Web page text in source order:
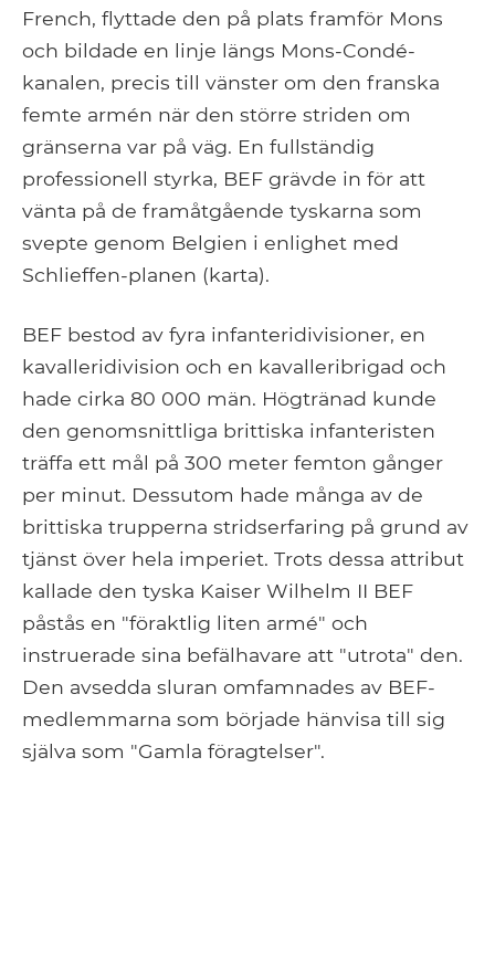
French, flyttade den på plats framför Mons
och bildade en linje längs Mons-Condé-
kanalen, precis till vänster om den franska
femte armén när den större striden om
gränserna var på väg. En fullständig
professionell styrka, BEF grävde in för att
vänta på de framåtgående tyskarna som
svepte genom Belgien i enlighet med
Schlieffen-planen (karta).
BEF bestod av fyra infanteridivisioner, en
kavalleridivision och en kavalleribrigad och
hade cirka 80 000 män. Högtränad kunde
den genomsnittliga brittiska infanteristen
träffa ett mål på 300 meter femton gånger
per minut. Dessutom hade många av de
brittiska trupperna stridserfaring på grund av
tjänst över hela imperiet. Trots dessa attribut
kallade den tyska Kaiser Wilhelm II BEF
påstås en "föraktlig liten armé" och
instruerade sina befälhavare att "utrota" den.
Den avsedda sluran omfamnades av BEF-
medlemmarna som började hänvisa till sig
själva som "Gamla föragtelser".